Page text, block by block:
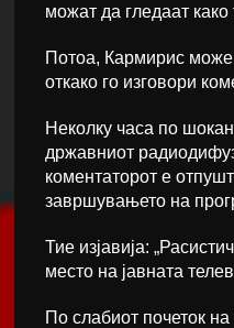
можат да гледаат како
Потоа, Кармирис
откако го изговори
Неколку часа по
државниот
коментаторот е
завршувањето на
Тие изјавија:
место на јавната
По слабиот почеток на